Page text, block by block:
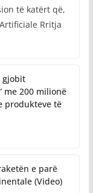
të katërt që,
Rritja
gjobit
me 200 milionë
produkteve të
e parë
(Video)